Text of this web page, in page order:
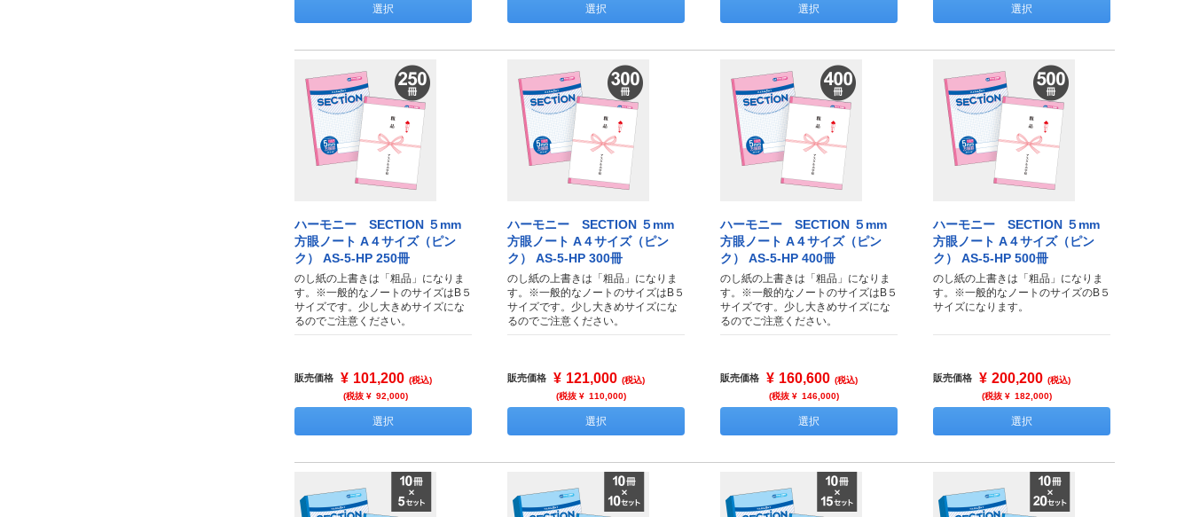
選択 選択 選択 選択
ハーモニー SECTION ５mm
方眼ノート A４サイズ（ピン
ク） AS-5-HP 250冊
のし紙の上書きは「粗品」になりま
す。※一般的なノートのサイズはB５
サイズです。少し大きめサイズにな
るのでご注意ください。
販売価格 ¥ 101,200 (税込)
(税抜 ¥ 92,000)
選択
ハーモニー SECTION ５mm
方眼ノート A４サイズ（ピン
ク） AS-5-HP 300冊
のし紙の上書きは「粗品」になりま
す。※一般的なノートのサイズはB５
サイズです。少し大きめサイズにな
るのでご注意ください。
販売価格 ¥ 121,000 (税込)
(税抜 ¥ 110,000)
選択
ハーモニー SECTION ５mm
方眼ノート A４サイズ（ピン
ク） AS-5-HP 400冊
のし紙の上書きは「粗品」になりま
す。※一般的なノートのサイズはB５
サイズです。少し大きめサイズにな
るのでご注意ください。
販売価格 ¥ 160,600 (税込)
(税抜 ¥ 146,000)
選択
ハーモニー SECTION ５mm
方眼ノート A４サイズ（ピン
ク） AS-5-HP 500冊
のし紙の上書きは「粗品」になりま
す。※一般的なノートのサイズのB５
サイズになります。
販売価格 ¥ 200,200 (税込)
(税抜 ¥ 182,000)
選択